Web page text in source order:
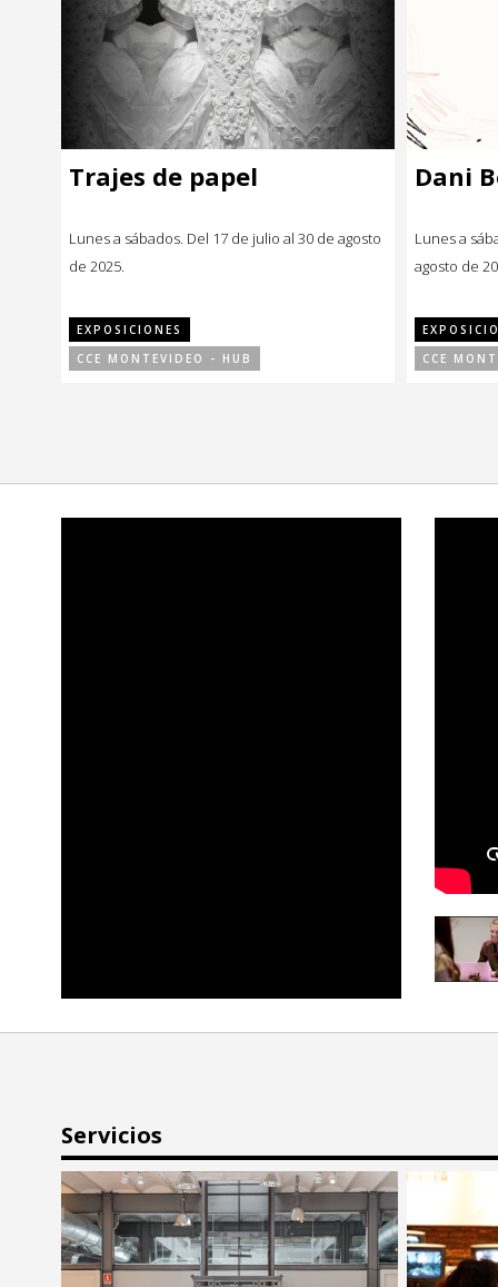
Trajes de papel
Lunes a sábados. Del 17 de julio al 30 de agosto
de 2025.
EXPOSICIONES
CCE MONTEVIDEO - HUB
Dani
Lunes a
agosto de
CCE
Servicios